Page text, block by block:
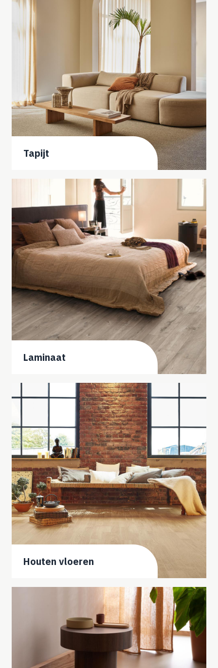
Tapijt
Laminaat
Houten vloeren